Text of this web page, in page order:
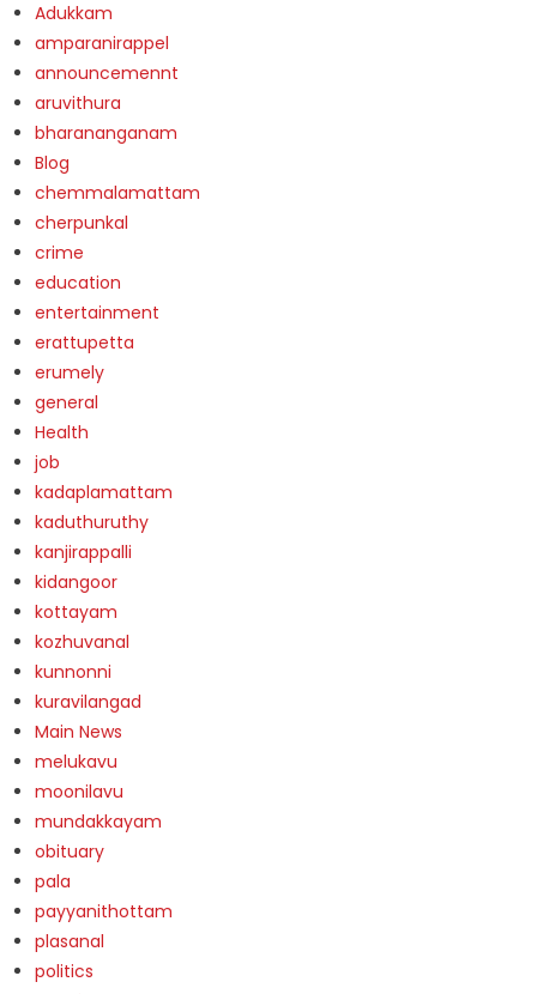
Adukkam
amparanirappel
announcemennt
aruvithura
bharananganam
Blog
chemmalamattam
cherpunkal
crime
education
entertainment
erattupetta
erumely
general
Health
job
kadaplamattam
kaduthuruthy
kanjirappalli
kidangoor
kottayam
kozhuvanal
kunnonni
kuravilangad
Main News
melukavu
moonilavu
mundakkayam
obituary
pala
payyanithottam
plasanal
politics